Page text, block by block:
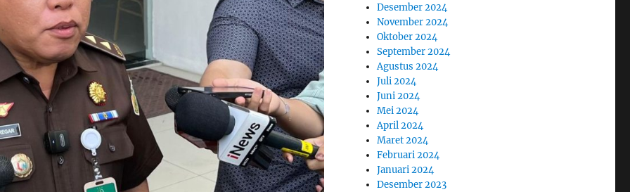
Desember 2024
November 2024
Oktober 2024
September 2024
Agustus 2024
Juli 2024
Juni 2024
Mei 2024
April 2024
Maret 2024
Februari 2024
Januari 2024
Desember 2023